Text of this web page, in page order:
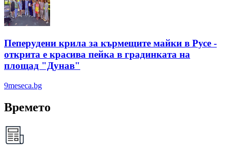
Пеперудени крила за кърмещите майки в Русе -
открита е красива пейка в градинката на
площад "Дунав"
9meseca.bg
Времето